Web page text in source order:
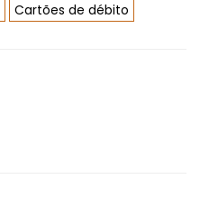
Cartões de débito